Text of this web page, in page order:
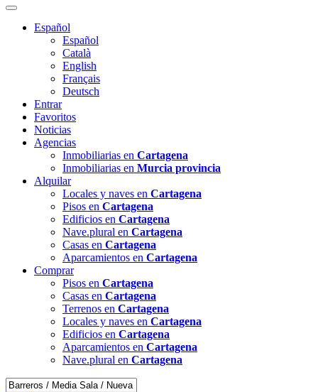
Español
Español
Català
English
Français
Deutsch
Entrar
Favoritos
Noticias
Agencias
Inmobiliarias en Cartagena
Inmobiliarias en Murcia provincia
Alquilar
Locales y naves en Cartagena
Pisos en Cartagena
Edificios en Cartagena
Nave.plural en Cartagena
Casas en Cartagena
Aparcamientos en Cartagena
Comprar
Pisos en Cartagena
Casas en Cartagena
Terrenos en Cartagena
Locales y naves en Cartagena
Edificios en Cartagena
Aparcamientos en Cartagena
Nave.plural en Cartagena